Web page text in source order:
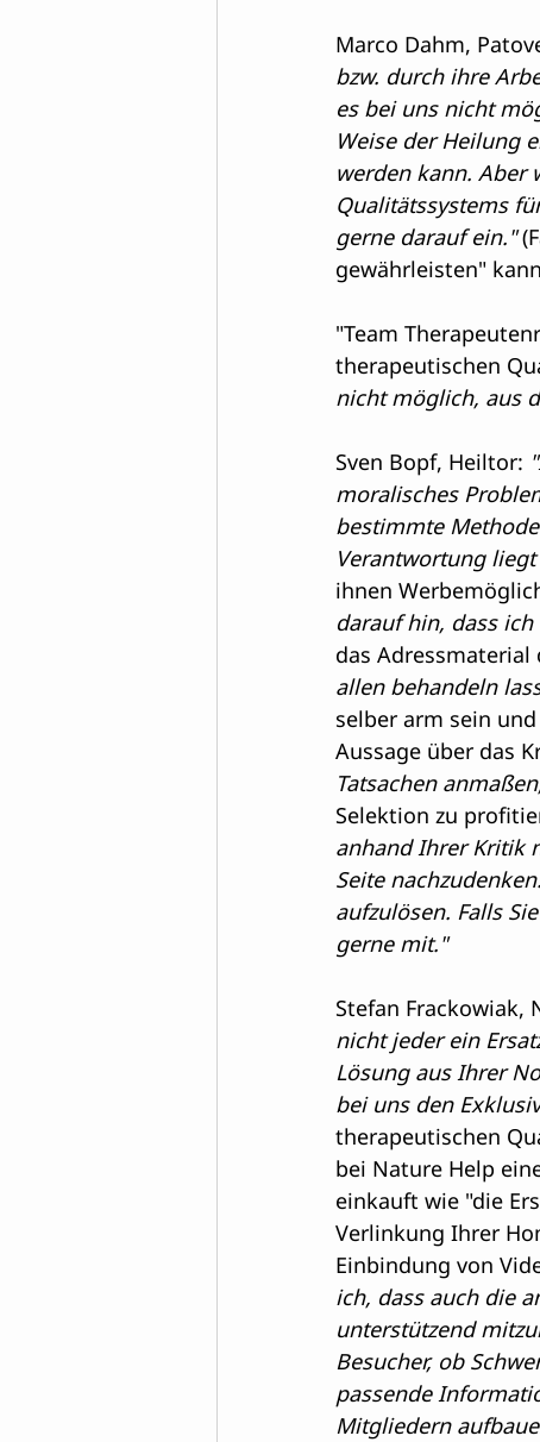
Marco Dahm,
bzw. durch ihre
es bei uns nicht
Weise der Heilung
werden kann. Aber
Qualitätssystems
gerne darauf ein."
gewährleisten"
"Team
therapeutischen
nicht möglich, aus
Sven Bopf, Heiltor:
moralisches
bestimmte
Verantwortung
ihnen
darauf hin, dass
das Adressmaterial
allen behandeln
selber arm sein
Aussage über das
Tatsachen
Selektion zu
anhand Ihrer Kritik
Seite
aufzulösen. Falls
gerne mit."
Stefan Frackowiak,
nicht jeder ein
Lösung aus Ihrer
bei uns den
therapeutischen
bei Nature Help
einkauft wie "die
Verlinkung Ihrer
Einbindung von
ich, dass auch die
unterstützend
Besucher, ob
passende
Mitgliedern